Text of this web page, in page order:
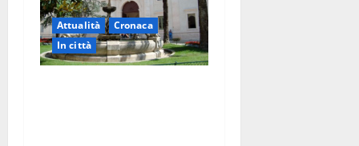
Attualità
Cronaca
In città